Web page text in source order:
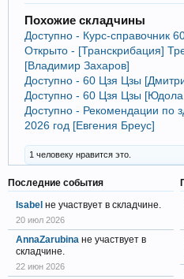
Похожие складчины
Доступно - Курс-справочник
Открыто - [Транскрибация]
[Владимир Захаров]
Доступно - 60 Цзя Цзы
Доступно - 60 Цзя Цзы
Доступно - Рекомендации по
2026 год [Евгения Бреус]
1 человеку нравится это.
Последние события
Isabel не участвует в складчине.
20 июл 2026
AnnaZarubina не участвует в
складчине.
22 июн 2026